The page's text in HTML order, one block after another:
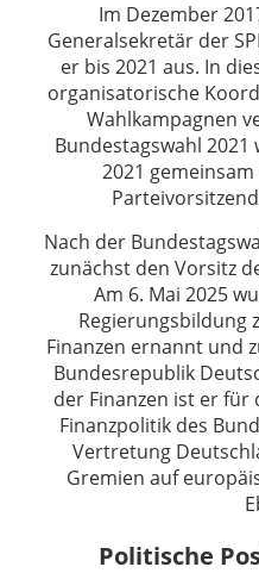
Im Dezember
Generalsekretär der
er bis 2021 aus. In
organisatorische
Wahlkampagnen
Bundestagswahl
2021
Nach der
zunächst den Vorsitz
Am 6. Mai 2025
Regierungsbildung
Finanzen ernannt und
Bundesrepublik
der Finanzen ist er für
Finanzpolitik des
Vertretung
Gremien auf
Politische